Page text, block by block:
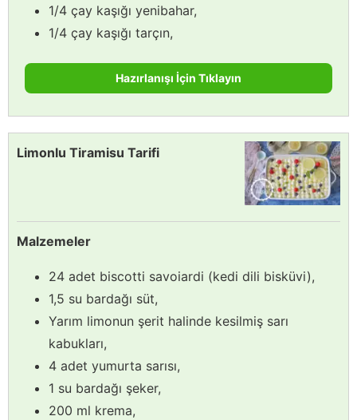
1/4 çay kaşığı yenibahar,
1/4 çay kaşığı tarçın,
Hazırlanışı İçin Tıklayın
Limonlu Tiramisu Tarifi
Malzemeler
24 adet biscotti savoiardi (kedi dili bisküvi),
1,5 su bardağı süt,
Yarım limonun şerit halinde kesilmiş sarı
kabukları,
4 adet yumurta sarısı,
1 su bardağı şeker,
200 ml krema,